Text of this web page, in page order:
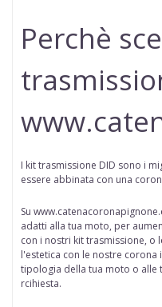
Perchè
I kit trasmissione DID sono i
essere abbinata con una
Su
adatti alla tua moto, per
con i nostri kit trasmissione, o
l'estetica con le nostre
tipologia della tua moto o alle
rcihiesta.